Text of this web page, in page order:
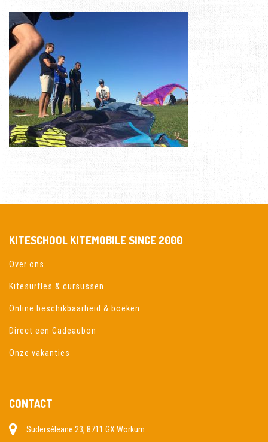
KITESCHOOL KITEMOBILE SINCE 2000
Over ons
Kitesurfles & cursussen
Online beschikbaarheid & boeken
Direct een Cadeaubon
Onze vakanties
CONTACT
Suderséleane 23, 8711 GX Workum